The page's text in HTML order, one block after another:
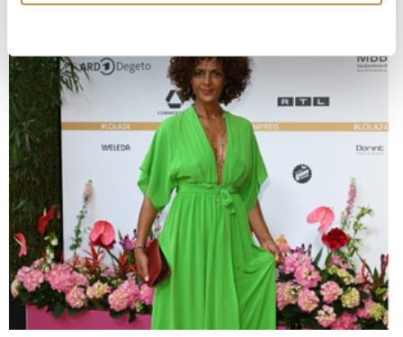
erfassen, welche bis auf einige Meter genau sein
bestimmten Merkmalen (Fingerprinting) identifizieren
Erfahren Sie mehr darüber, wie Ihre persönlichen Daten
verarbeitet werden, und legen Sie Ihre Präferenzen im
Abschnitt Einzelheiten
Wir verwenden Cookies, um Inhalte und Anzeigen zu
personalisieren, Funktionen für soziale Medien anbieten
zu können und die Zugriffe auf unsere Website zu
analysieren. Außerdem geben wir Informationen zu Ihrer
Verwendung unserer Website an unsere Partner für
soziale Medien, Werbung und Analysen weiter. Unsere
Partner führen diese Informationen möglicherweise mit